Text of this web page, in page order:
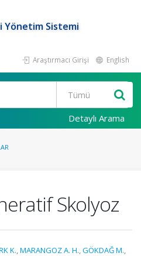
Yönetim Sistemi
Araştırmacı Girişi English
Detaylı Arama
Skolyoz
K.,MARANGOZ A. H.,GÖKDAĞ M.,